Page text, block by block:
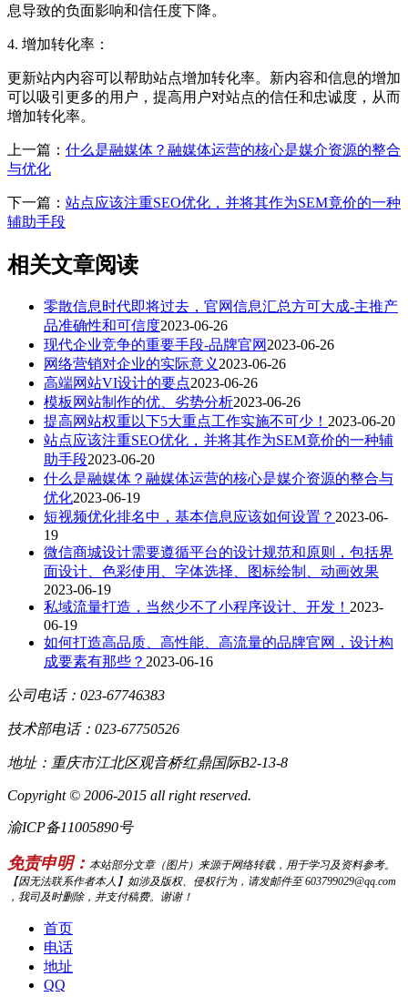
息导致的负面影响和信任度下降。
4. 增加转化率：
更新站内内容可以帮助站点增加转化率。新内容和信息的增加
可以吸引更多的用户，提高用户对站点的信任和忠诚度，从而
增加转化率。
上一篇： 什么是融媒体？融媒体运营的核心是媒介资源的整合
与优化
下一篇： 站点应该注重SEO优化，并将其作为SEM竟价的一种
辅助手段
相关文章阅读
零散信息时代即将过去，官网信息汇总方可大成-主推产
品准确性和可信度2023-06-26
现代企业竞争的重要手段-品牌官网 2023-06-26
网络营销对企业的实际意义 2023-06-26
高端网站VI设计的要点2023-06-26
模板网站制作的优、劣势分析2023-06-26
提高网站权重以下5大重点工作实施不可少！ 2023-06-20
站点应该注重SEO优化，并将其作为SEM竟价的一种辅
助手段2023-06-20
什么是融媒体？融媒体运营的核心是媒介资源的整合与
优化2023-06-19
短视频优化排名中，基本信息应该如何设置？ 2023-06-
19
微信商城设计需要遵循平台的设计规范和原则，包括界
面设计、色彩使用、字体选择、图标绘制、动画效果
2023-06-19
私域流量打造，当然少不了小程序设计、开发！ 2023-
06-19
如何打造高品质、高性能、高流量的品牌官网，设计构
成要素有那些？ 2023-06-16
公司电话：023-67746383
技术部电话：023-67750526
地址：重庆市江北区观音桥红鼎国际B2-13-8
Copyright © 2006-2015 all right reserved.
渝ICP备11005890号
免责申明： 本站部分文章（图片）来源于网络转载，用于学习及资料参考。
【因无法联系作者本人】如涉及版权、侵权行为，请发邮件至 603799029@qq.com
，我司及时删除，并支付稿费。谢谢！
首页
电话
地址
QQ